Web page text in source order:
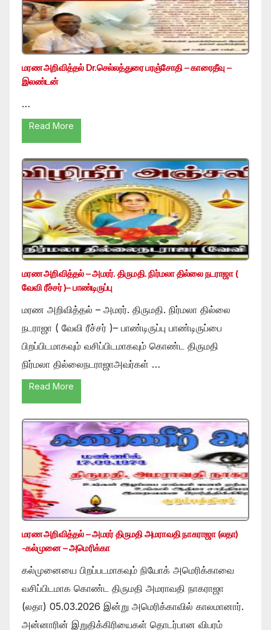
மரண அறிவித்தல் Dr.செல்லத்துரை பரஞ்சோதி – காரைதீவு –
இலண்டன்
…
Read More
மரண அறிவித்தல் – அமரர். திருமதி. நிர்மலா தில்லை நடராஜா (
வேவி ரீச்சர் )– பாண்டிருப்பு
மரண அறிவித்தல் – அமரர். திருமதி. நிர்மலா தில்லை
நடராஜா ( வேவி ரீச்சர் )– பாண்டிருப்பு பாண்டிருப்பை
பிறப்பிடமாகவும் வசிப்பிடமாகவும் கொண்ட திருமதி
நிர்மலா தில்லைநடராஜாஅவர்கள் …
Read More
மரண அறிவித்தல் – அமரர் திருமதி அமராவதி நாகராஜா (லதா)
-கல்முனை – அமெரிக்கா
கல்முனையை பிறப்படமாகவும் நியோக் அமெரிக்காவை
வசிப்பிடமாக கொண்ட திருமதி அமராவதி நாகராஜா
(லதா) 05.03.2026 இன்று அமெரிக்காவில் காலமானார்.
அன்னாரின் இறுதிக்கிரியைகள் தொடர்பான விபரம்